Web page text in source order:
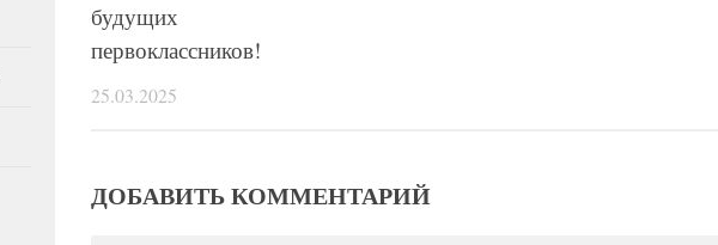
будущих
первоклассников!
25.03.2025
ДОБАВИТЬ КОММЕНТАРИЙ